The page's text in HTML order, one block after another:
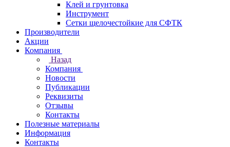
Клей и грунтовка
Инструмент
Сетки щелочестойкие для СФТК
Производители
Акции
Компания
Назад
Компания
Новости
Публикации
Реквизиты
Отзывы
Контакты
Полезные материалы
Информация
Контакты